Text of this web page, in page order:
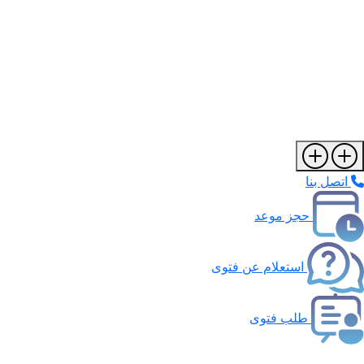
اتصل بنا
حجز موعد
استعلام عن فتوى
طلب فتوى